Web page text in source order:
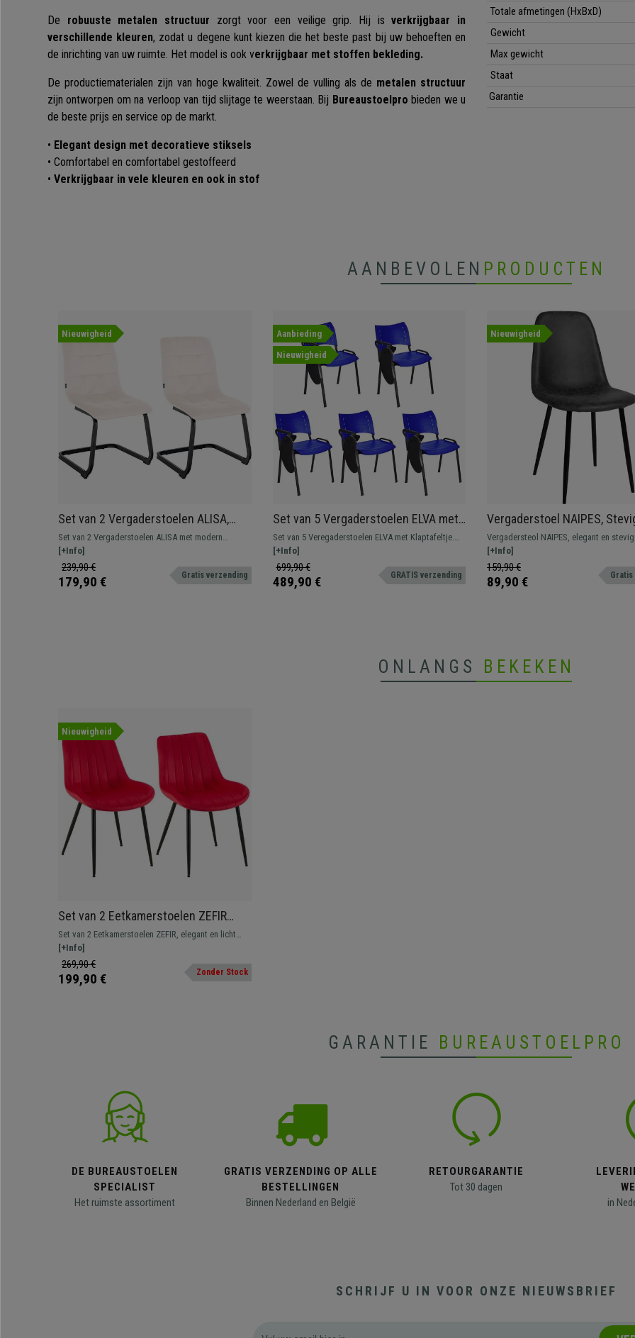
De robuuste metalen structuur zorgt voor een veilige grip. Hij isverkrijgbaar in
verschillende kleuren, zodat u degene kunt kiezen die het beste past bij uw behoeften en
de inrichting van uw ruimte. Het model is ook verkrijgbaar met stoffen bekleding.
De productiematerialen zijn van hoge kwaliteit. Zowel de vulling als de metalen structuur
zijn ontworpen om na verloop van tijd slijtage te weerstaan. Bij Bureaustoelpro bieden we u
de beste prijs en service op de markt.
• Elegant design met decoratieve stiksels
• Comfortabel en comfortabel gestoffeerd
• Verkrijgbaar in vele kleuren en ook in stof
Totale afmetingen (HxBxD)
Gewicht
Max gewicht
Staat
Garantie
AANBEVOLEN PRODUCTEN
Nieuwigheid
Set van 2 Vergaderstoelen ALISA,
Dikke Vulling, Fluwelen Stofbekleding,
Kleur Beige
Set van 2 Vergaderstoelen ALISA met modern
ontwerp en zeer comfortabel dankzij de dikke
vulling. Gemaakt van kwaliteitsmateriaal, waaronder
het frame van roestvrij staal.
[+Info]
239,90 €
179,90 € Gratis verzending
Aanbieding
Nieuwigheid
Set van 5 Vergaderstoelen ELVA met
Klaptafeltje, Stapelbaar en Praktisch,
Zwarte Poten en Blauw
Set van 5 Veregaderstoelen ELVA met Klaptafeltje.
Het perfecte model voor wie op zoek is naar
stevigheid, comfort en gebruiksgemak. Ideaal voor
wachtkamers, vergaderruimtes, conferenties, etc.
[+Info]
699,90 €
489,90 € GRATIS verzending
Nieuwigheid
Vergaderstoel NAIPES,
Comfortabel, Zwarte Poten,
Vintage Leder
Vergadersteol NAIPES, elegant en stevig
ideaal voor uw kantoor of voor uw
comfortabel te wachten. Verkrijgbaar in
[+Info]
159,90 €
89,90 € Gratis
ONLANGS BEKEKEN
Nieuwigheid
Set van 2 Eetkamerstoelen ZEFIR
FLUWEEL, Zwarte Metalen Poten,
Rood
Set van 2 Eetkamerstoelen ZEFIR, elegant en licht
design, ideaal voor uw eettafel of voor uw
bezoekers om comfortabel te wachten. Verkrijgbaar
in vele kleuren.
[+Info]
269,90 €
199,90 € Zonder Stock
GARANTIE BUREAUSTOELPRO
DE BUREAUSTOELEN
SPECIALIST
Het ruimste assortiment
GRATIS VERZENDING OP ALLE
BESTELLINGEN
Binnen Nederland en België
RETOURGARANTIE
Tot 30 dagen
in
SCHRIJF U IN VOOR ONZE NIEUWSBRIEF